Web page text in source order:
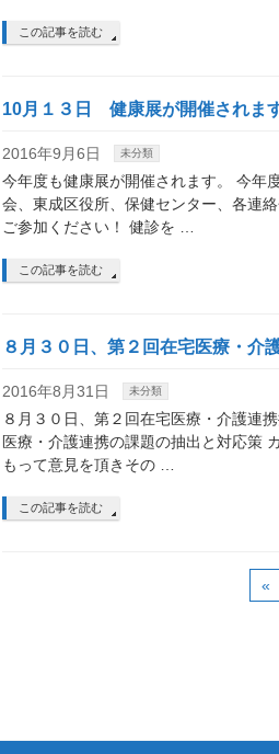
この記事を読む
10月１３日 健康展が開催されま
2016年9月6日 未分類
今年度も健康展が開催されます。 今年
会、東成区役所、保健センター、各連
ご参加ください！ 健診を …
この記事を読む
８月３０日、第２回在宅医療・介
2016年8月31日 未分類
８月３０日、第２回在宅医療・介護連
医療・介護連携の課題の抽出と対応策
もって意見を頂きその …
この記事を読む
«